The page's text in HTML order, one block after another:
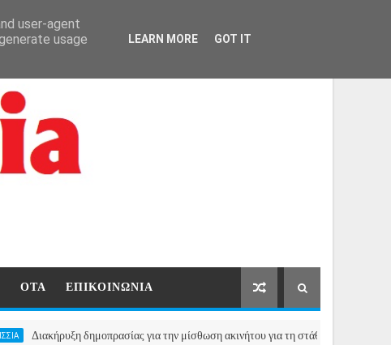
ΟΤΑ ΕΠΙΚΟΙΝΩΝΙΑ
δημοπρασίας για την μίσθωση ακινήτου για τη στάθμευση των οχημάτων
user-agent
usage
LEARN MORE GOT IT